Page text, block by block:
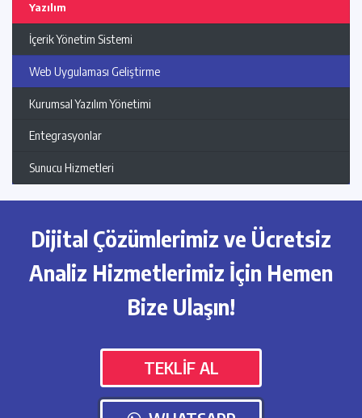
Yazılım
İçerik Yönetim Sistemi
Web Uygulaması Geliştirme
Kurumsal Yazılım Yönetimi
Entegrasyonlar
Sunucu Hizmetleri
Dijital Çözümlerimiz ve Ücretsiz
Analiz Hizmetlerimiz İçin Hemen
Bize Ulaşın!
TEKLİF AL